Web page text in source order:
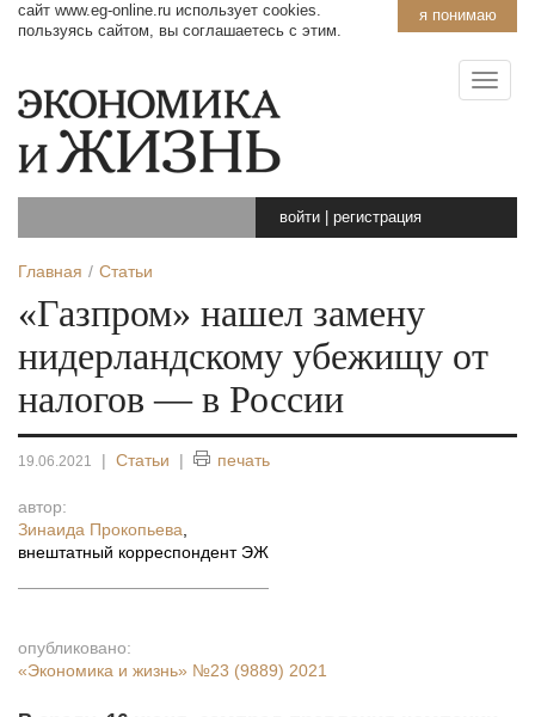
я понимаю
сайт www.eg-online.ru использует cookies.
пользуясь сайтом, вы соглашаетесь с этим.
войти регистрация
Главная Статьи
«Газпром» нашел замену
нидерландскому убежищу от
налогов — в России
19.06.2021 | Статьи | печать
автор:
Зинаида Прокопьева
внештатный корреспондент ЭЖ
опубликовано:
«Экономика и жизнь» №23 (9889) 2021